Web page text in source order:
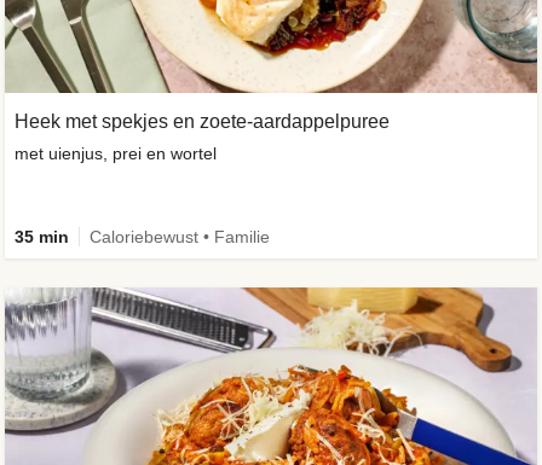
Heek met spekjes en zoete-aardappelpuree
met uienjus, prei en wortel
35 min Caloriebewust • Familie